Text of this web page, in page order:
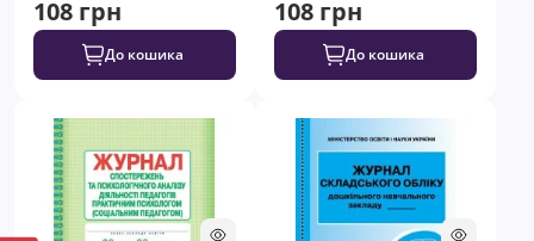
108 грн
До кошика
108 грн
До кошика